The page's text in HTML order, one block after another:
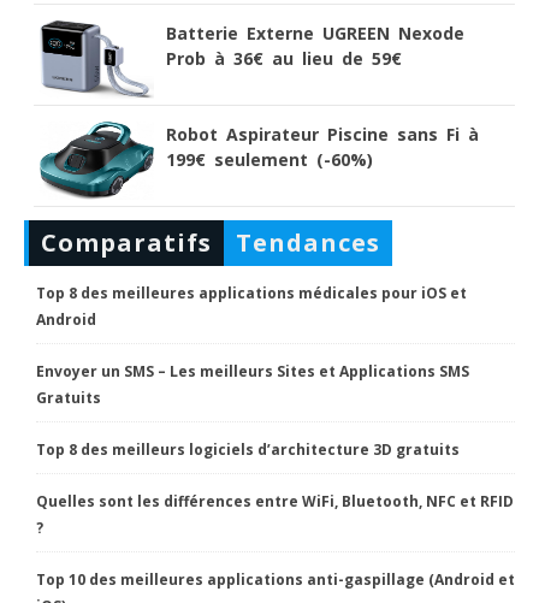
Batterie Externe UGREEN Nexode
Prob à 36€ au lieu de 59€
Robot Aspirateur Piscine sans Fi à
199€ seulement (-60%)
Comparatifs Tendances
Top 8 des meilleures applications médicales pour iOS et
Android
Envoyer un SMS – Les meilleurs Sites et Applications SMS
Gratuits
Top 8 des meilleurs logiciels d’architecture 3D gratuits
Quelles sont les différences entre WiFi, Bluetooth, NFC et RFID
?
Top 10 des meilleures applications anti-gaspillage (Android et